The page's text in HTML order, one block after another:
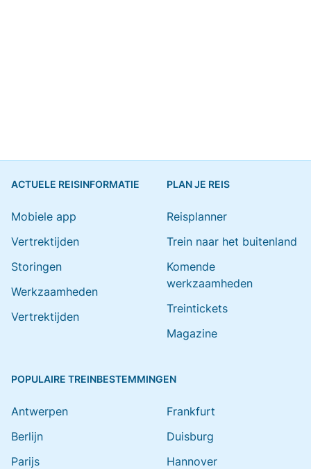
ACTUELE REISINFORMATIE
Mobiele app
Vertrektijden
Storingen
Werkzaamheden
Vertrektijden
PLAN JE REIS
Reisplanner
Trein naar het buitenland
Komende
werkzaamheden
Treintickets
Magazine
POPULAIRE TREINBESTEMMINGEN
Antwerpen
Berlijn
Parijs
Frankfurt
Duisburg
Hannover